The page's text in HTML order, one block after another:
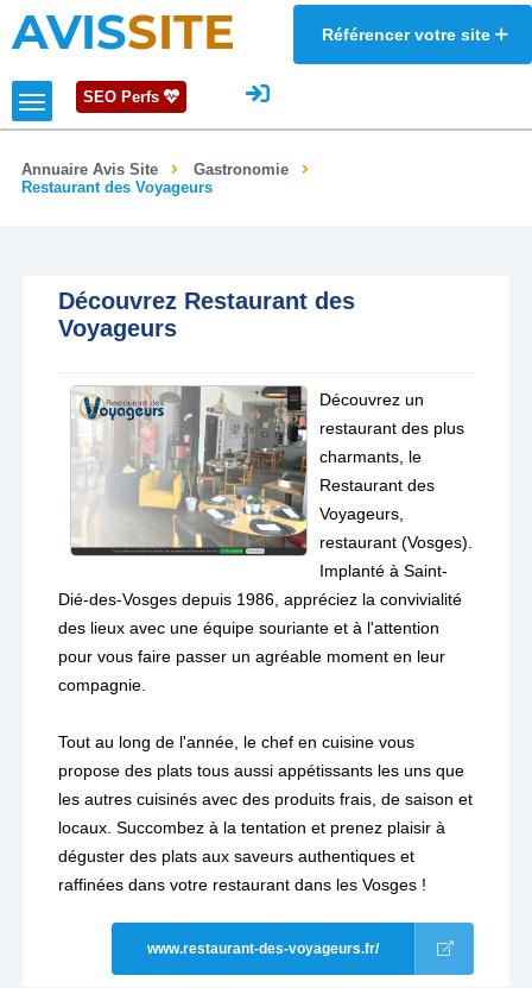
AVISSITE Référencer votre site
SEO Perfs
Annuaire Avis Site
Gastronomie
Restaurant des Voyageurs
Découvrez Restaurant des
Voyageurs
Découvrez un
restaurant des plus
charmants, le
Restaurant des
Voyageurs,
restaurant (Vosges).
Implanté à Saint-
Dié-des-Vosges depuis 1986, appréciez la convivialité
des lieux avec une équipe souriante et à l'attention
pour vous faire passer un agréable moment en leur
compagnie.
Tout au long de l'année, le chef en cuisine vous
propose des plats tous aussi appétissants les uns que
les autres cuisinés avec des produits frais, de saison et
locaux. Succombez à la tentation et prenez plaisir à
déguster des plats aux saveurs authentiques et
raffinées dans votre restaurant dans les Vosges !
www.restaurant-des-voyageurs.fr/